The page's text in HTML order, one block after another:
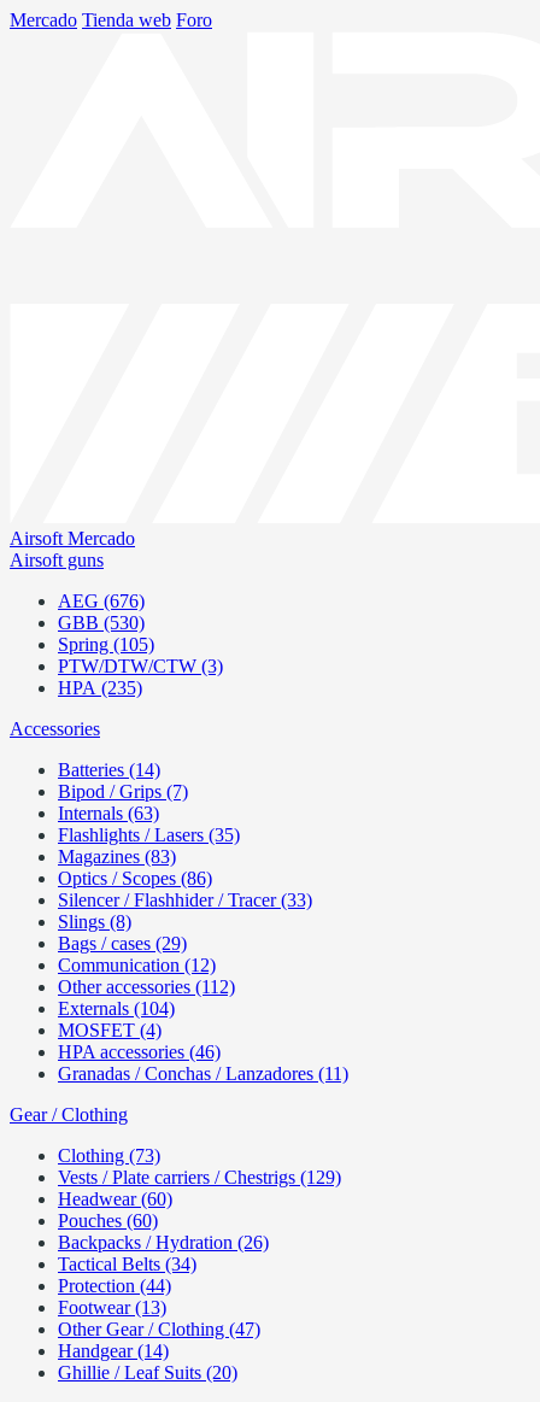
Mercado Tienda web Foro
Airsoft Mercado
Airsoft guns
AEG (676)
GBB (530)
Spring (105)
PTW/DTW/CTW (3)
HPA (235)
Accessories
Batteries (14)
Bipod / Grips (7)
Internals (63)
Flashlights / Lasers (35)
Magazines (83)
Optics / Scopes (86)
Silencer / Flashhider / Tracer (33)
Slings (8)
Bags / cases (29)
Communication (12)
Other accessories (112)
Externals (104)
MOSFET (4)
HPA accessories (46)
Granadas / Conchas / Lanzadores (11)
Gear / Clothing
Clothing (73)
Vests / Plate carriers / Chestrigs (129)
Headwear (60)
Pouches (60)
Backpacks / Hydration (26)
Tactical Belts (34)
Protection (44)
Footwear (13)
Other Gear / Clothing (47)
Handgear (14)
Ghillie / Leaf Suits (20)